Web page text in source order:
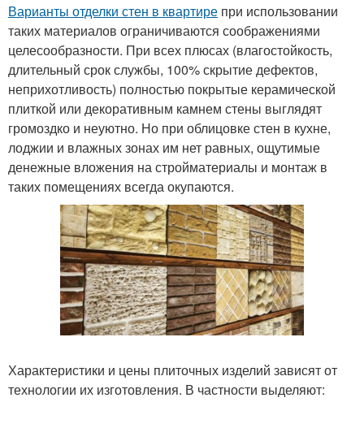
Варианты отделки стен в квартире при использовании
таких материалов ограничиваются соображениями
целесообразности. При всех плюсах (влагостойкость,
длительный срок службы, 100% скрытие дефектов,
неприхотливость) полностью покрытые керамической
плиткой или декоративным камнем стены выглядят
громоздко и неуютно. Но при облицовке стен в кухне,
лоджии и влажных зонах им нет равных, ощутимые
денежные вложения на стройматериалы и монтаж в
таких помещениях всегда окупаются.
Характеристики и цены плиточных изделий зависят от
технологии их изготовления. В частности выделяют: